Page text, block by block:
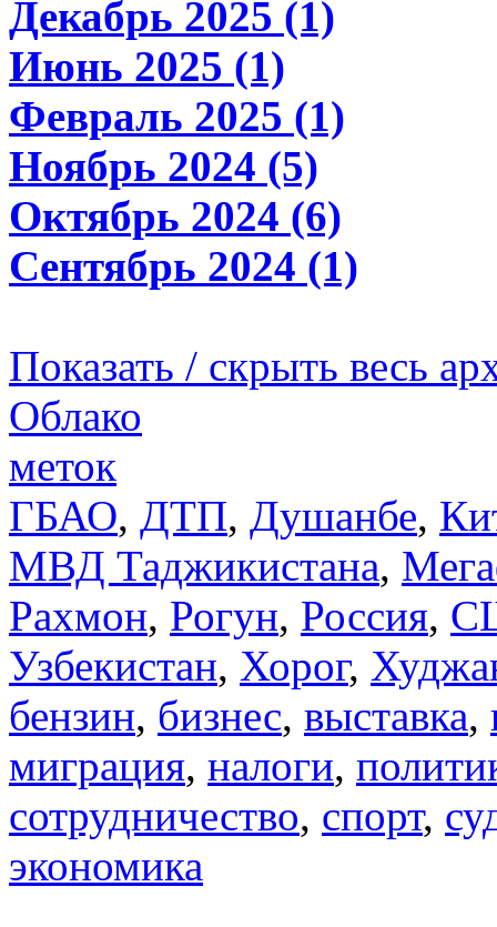
Декабрь 2025 (1)
Июнь 2025 (1)
Февраль 2025 (1)
Ноябрь 2024 (5)
Октябрь 2024 (6)
Сентябрь 2024 (1)
Показать / скрыть весь
Облако
меток
ГБАО, ДТП, Душанбе,
МВД Таджикистана,
Рахмон, Рогун, Россия,
Узбекистан, Хорог,
бензин, бизнес, выставка,
миграция, налоги,
сотрудничество, спорт,
экономика